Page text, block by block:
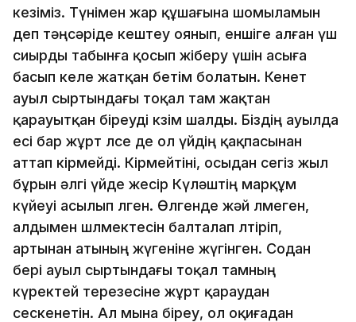
кезіміз. Түнімен жар құшағына шомыламын
деп тәңсәріде кештеу оянып, еншіге алған үш
сиырды табынға қосып жіберу үшін асыға
басып келе жатқан бетім болатын. Кенет
ауыл сыртындағы тоқал там жақтан
қарауытқан біреуді көзім шалды. Біздің ауылда
есі бар жұрт өлсе де ол үйдің қақпасынан
аттап кірмейді. Кірмейтіні, осыдан сегіз жыл
бұрын әлгі үйде жесір Күләштің марқұм
күйеуі асылып өлген. Өлгенде жәй өлмеген,
алдымен шөлмектесін балталап өлтіріп,
артынан атының жүгеніне жүгінген. Содан
бері ауыл сыртындағы тоқал тамның
күректей терезесіне жұрт қараудан
сескенетін. Ал мына біреу, ол оқиғадан